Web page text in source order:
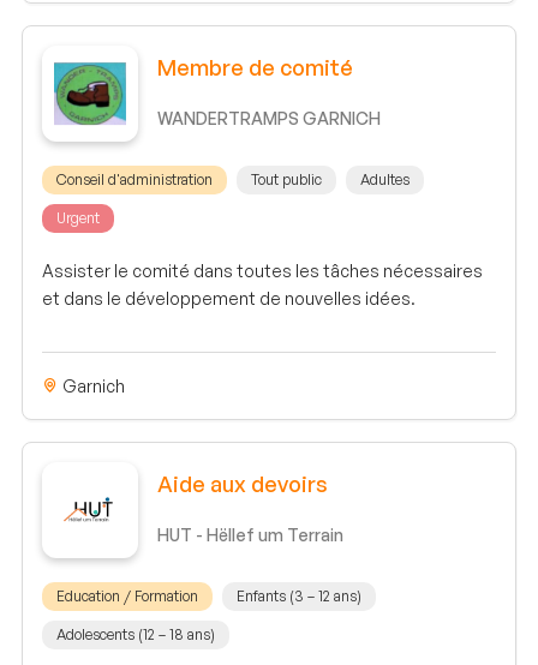
Membre de comité
WANDERTRAMPS GARNICH
Conseil d'administration Tout public Adultes
Urgent
Assister le comité dans toutes les tâches nécessaires
et dans le développement de nouvelles idées.
Garnich
Aide aux devoirs
HUT - Hëllef um Terrain
Education / Formation Enfants (3 – 12 ans)
Adolescents (12 – 18 ans)